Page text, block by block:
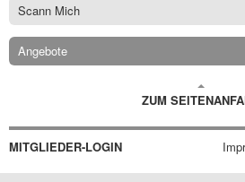
Scann Mich
Angebote
ZUM
MITGLIEDER-LOGIN